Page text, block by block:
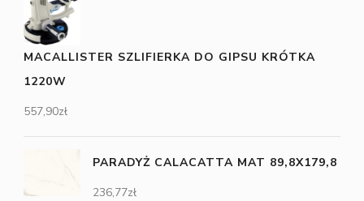
MACALLISTER SZLIFIERKA DO GIPSU KRÓTKA
1220W
557,90zł
PARADYŻ CALACATTA MAT 89,8X179,8
236,77zł